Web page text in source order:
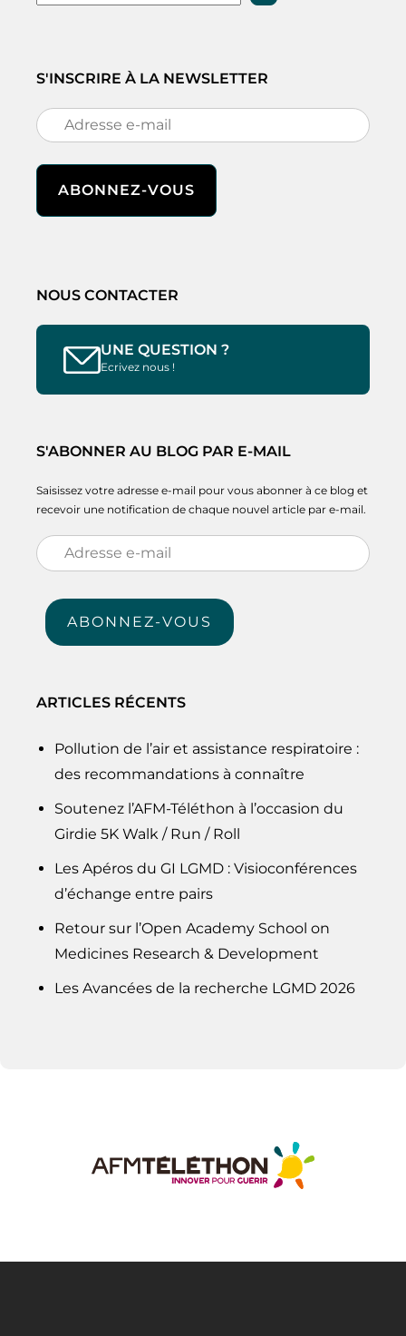
S'INSCRIRE À LA NEWSLETTER
NOUS CONTACTER
UNE QUESTION ?
Ecrivez nous !
S'ABONNER AU BLOG PAR E-MAIL
Saisissez votre adresse e-mail pour vous abonner à ce blog et
recevoir une notification de chaque nouvel article par e-mail.
Adresse
e-
mail
ABONNEZ-VOUS
ARTICLES RÉCENTS
Pollution de l’air et assistance respiratoire :
des recommandations à connaître
Soutenez l’AFM-Téléthon à l’occasion du
Girdie 5K Walk / Run / Roll
Les Apéros du GI LGMD : Visioconférences
d’échange entre pairs
Retour sur l’Open Academy School on
Medicines Research & Development
Les Avancées de la recherche LGMD 2026